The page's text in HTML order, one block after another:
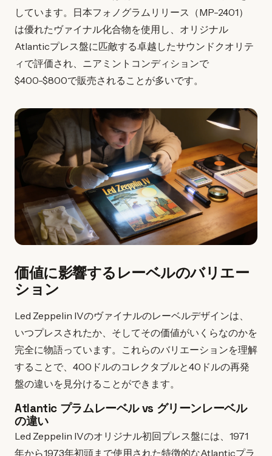
しています。日本フォノグラムリリース（MP-2401）
は優れたヴァイナル化合物を使用し、オリジナル
Atlanticプレス盤に匹敵する卓越したサウンドクオリテ
ィで評価され、ニアミントコンディションで
$400-$800で販売されることが多いです。
価値に影響するレーベルのバリエー
ション
Led Zeppelin IVのヴァイナルのレーベルデザインは、
いつプレスされたか、そしてその価値がいくらなのかを
完全に物語っています。これらのバリエーションを理解
することで、400ドルのコレクタブルと40ドルの再発
盤の違いを見分けることができます。
Atlantic プラムレーベル vs グリーンレーベル
の違い
Led Zeppelin IVのオリジナル初回プレス盤には、1971
年から1973年初頭まで使用された特徴的なAtlanticプラ